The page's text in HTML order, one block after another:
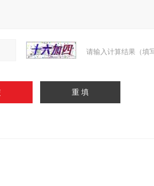
请输入计算结果（填